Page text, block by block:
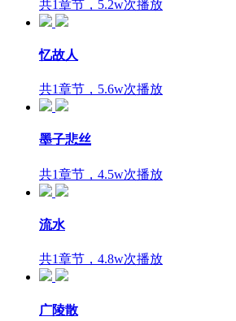
共1章节，5.2w次播放
忆故人
共1章节，5.6w次播放
墨子悲丝
共1章节，4.5w次播放
流水
共1章节，4.8w次播放
广陵散